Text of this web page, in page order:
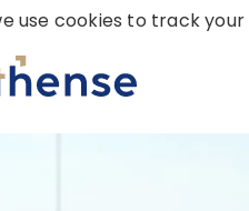
use cookies to track